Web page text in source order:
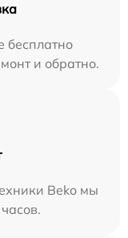
бесплатно
и обратно.
Beko мы